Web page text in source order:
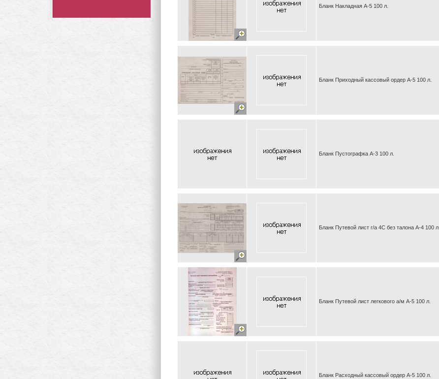
Бланк Накладная А-5 100 л.
Бланк Приходный кассовый ордер А-5 100 л.
Бланк Пустографка А-3 100 л.
Бланк Путевой лист г/а 4С без талона А-4 100 л.
Бланк Путевой лист легкового а/м А-5 100 л.
Бланк Расходный кассовый ордер А-5 100 л.